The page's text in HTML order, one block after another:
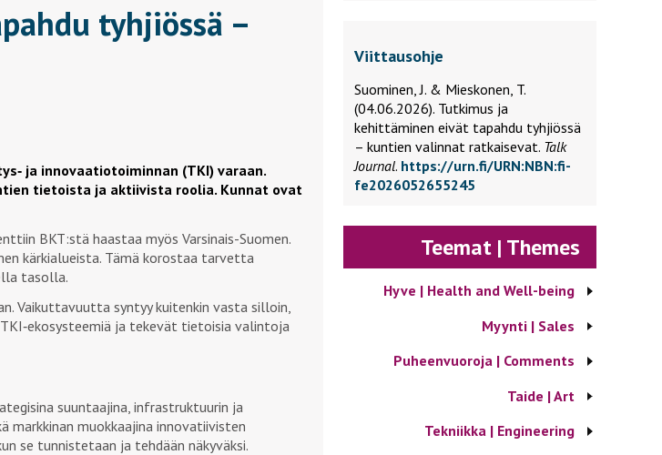
tyhjiössä –
‑ ja innovaatiotoiminnan (TKI) varaan.
tietoista ja aktiivista roolia. Kunnat ovat
BKT:stä haastaa myös Varsinais-Suomen.
kärkialueista. Tämä korostaa tarvetta
tasolla.
Vaikuttavuutta syntyy kuitenkin vasta silloin,
ja tekevät tietoisia valintoja
suuntaajina, infrastruktuurin ja
muokkaajina innovatiivisten
se tunnistetaan ja tehdään näkyväksi.
Viittausohje
Suominen, J. & Mieskonen, T.
(04.06.2026). Tutkimus ja
kehittäminen eivät tapahdu tyhjiössä
– kuntien valinnat ratkaisevat. Talk
Journal. https://urn.fi/URN:NBN:fi-
fe2026052655245
Teemat | Themes
Hyve | Health and Well-being
Myynti | Sales
Puheenvuoroja | Comments
Taide | Art
Tekniikka | Engineering